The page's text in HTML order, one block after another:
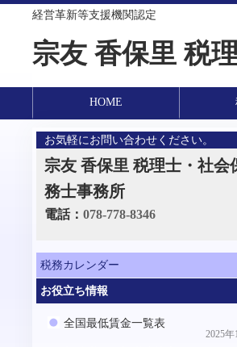
経営革新等支援機関認定
宗友 香保里 税
HOME
お気軽にお問い合わせください。
宗友 香保里 税理士・社会
務士事務所
電話： 078-778-8346
税務カレンダー
お役立ち情報
全国最低賃金一覧表
2025年